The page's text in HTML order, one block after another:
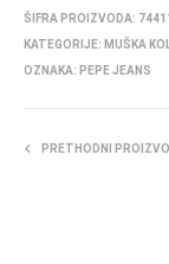
ŠIFRA PROIZVODA:
KATEGORIJE: MUŠKA
OZNAKA: PEPE JEANS
PRETHODNI